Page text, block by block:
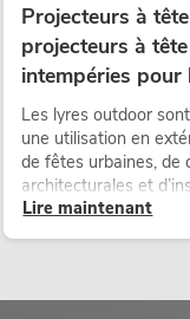
Projecteurs à
projecteurs à
intempéries pour
Les lyres outdoor
une utilisation en
de fêtes urbaines, de
architecturales et
Lire maintenant